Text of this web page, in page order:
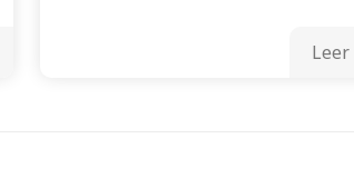
Leer